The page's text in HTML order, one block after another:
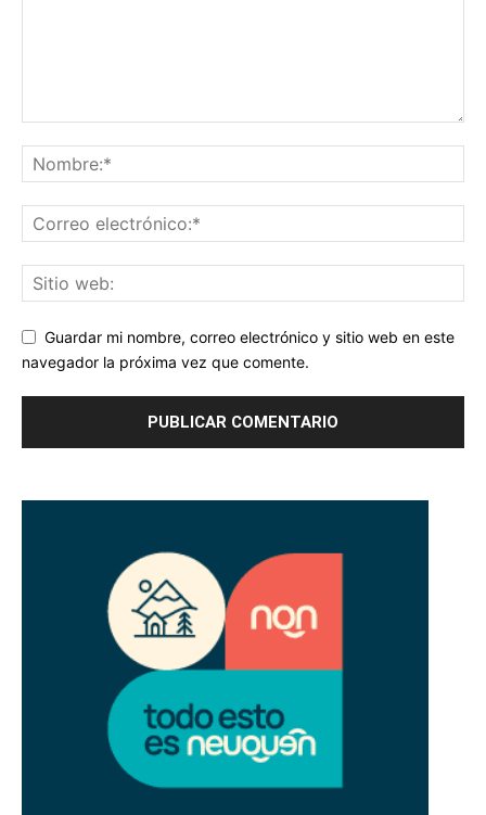
Guardar mi nombre, correo electrónico y sitio web en este
navegador la próxima vez que comente.